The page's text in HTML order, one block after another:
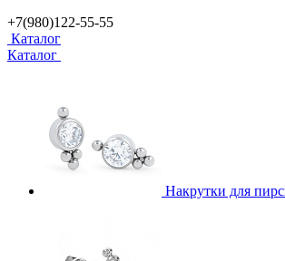
+7(980)122-55-55
Каталог
Каталог
Накрутки для